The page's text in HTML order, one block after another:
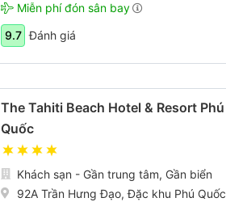
Miễn phí đón sân bay
9.7 Đánh giá
The Tahiti Beach Hotel & Resort Phú
Quốc
Khách sạn - Gần trung tâm, Gần biển
92A Trần Hưng Đạo, Đặc khu Phú Quốc